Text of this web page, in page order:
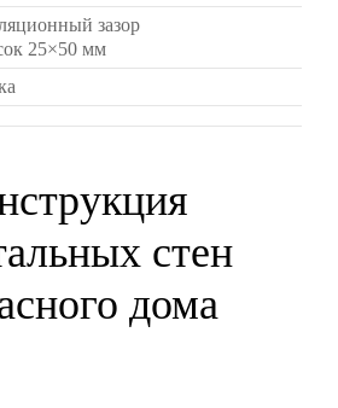
зазор
25×50 мм
стен
дома